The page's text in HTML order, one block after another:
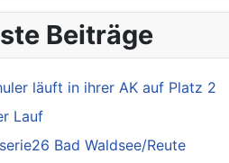
Beiträge
läuft in ihrer AK auf Platz 2
Lauf
Bad Waldsee/Reute